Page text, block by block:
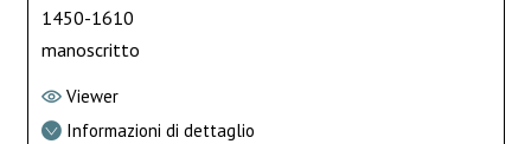
1450-1610
manoscritto
Viewer
Informazioni di dettaglio